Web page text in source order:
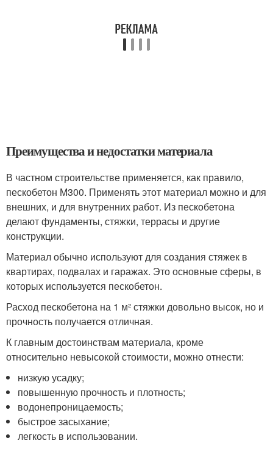
Преимущества и недостатки материала
В частном строительстве применяется, как правило,
пескобетон М300. Применять этот материал можно и для
внешних, и для внутренних работ. Из пескобетона
делают фундаменты, стяжки, террасы и другие
конструкции.
Материал обычно используют для создания стяжек в
квартирах, подвалах и гаражах. Это основные сферы, в
которых используется пескобетон.
Расход пескобетона на 1 м² стяжки довольно высок, но и
прочность получается отличная.
К главным достоинствам материала, кроме
относительно невысокой стоимости, можно отнести:
низкую усадку;
повышенную прочность и плотность;
водонепроницаемость;
быстрое засыхание;
легкость в использовании.